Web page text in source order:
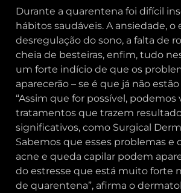
Durante a quarentena foi difícil
hábitos saudáveis. A ansiedade, o
desregulação do sono, a falta de
cheia de besteiras, enfim, tudo
um forte indício de que os
aparecerão – se é que já não
“Assim que for possível, podemos
tratamentos que trazem
significativos, como Surgical
Sabemos que esses problemas e
acne e queda capilar podem
do estresse que está muito forte
de quarentena”, afirma o